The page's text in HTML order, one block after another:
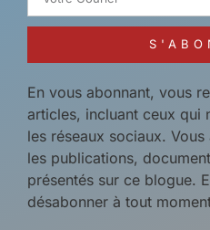
En vous abonnant, vous
articles, incluant ceux qui
les réseaux sociaux.
les publications,
présentés sur ce blogue.
désabonner à tout